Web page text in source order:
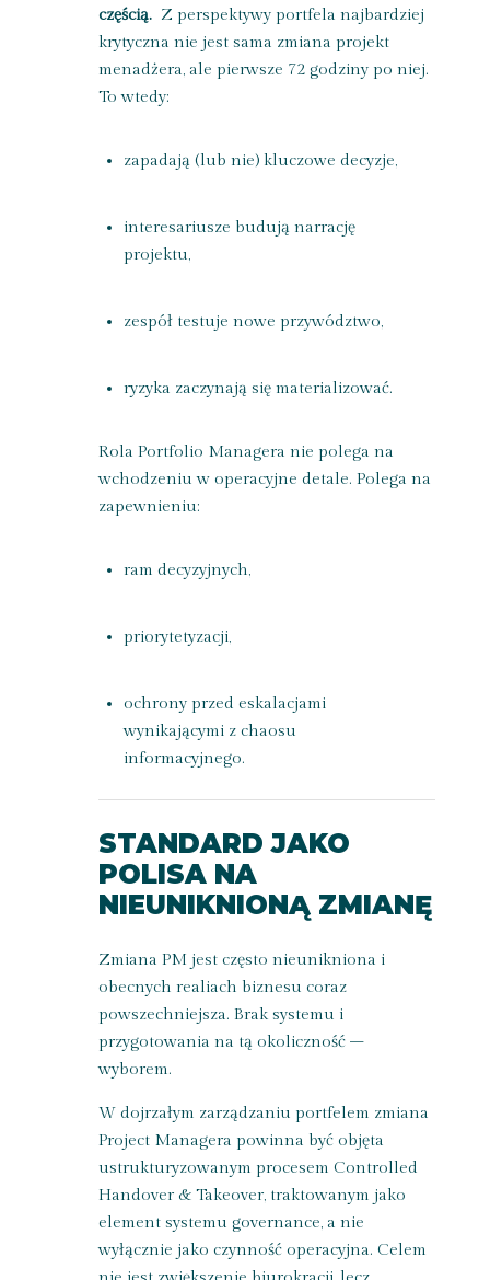
częścią. Z perspektywy portfela najbardziej
krytyczna nie jest sama zmiana projekt
menadżera, ale pierwsze 72 godziny po niej.
To wtedy:
zapadają (lub nie) kluczowe decyzje,
interesariusze budują narrację
projektu,
zespół testuje nowe przywództwo,
ryzyka zaczynają się materializować.
Rola Portfolio Managera nie polega na
wchodzeniu w operacyjne detale. Polega na
zapewnieniu:
ram decyzyjnych,
priorytetyzacji,
ochrony przed eskalacjami
wynikającymi z chaosu
informacyjnego.
STANDARD JAKO
POLISA NA
NIEUNIKNIONĄ ZMIANĘ
Zmiana PM jest często nieunikniona i
obecnych realiach biznesu coraz
powszechniejsza. Brak systemu i
przygotowania na tą okoliczność –
wyborem.
W dojrzałym zarządzaniu portfelem zmiana
Project Managera powinna być objęta
ustrukturyzowanym procesem Controlled
Handover & Takeover, traktowanym jako
element systemu governance, a nie
wyłącznie jako czynność operacyjna. Celem